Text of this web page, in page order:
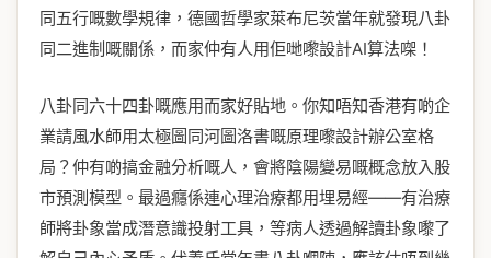
同五行嘅數學規律，德國哲學家萊布尼茨當年就發現八卦
同二進制嘅關係，而家仲有人用佢哋嚟設計AI算法㗎！
八卦同六十四卦嘅應用而家好貼地。你知唔知香港有啲企
業請風水師用太極圖同河圖洛書嘅原理嚟設計辦公室格
局？仲有啲搞金融分析嘅人，會將陰陽變易嘅概念放入股
市預測模型。最過癮係連心理治療都用埋易經——有治療
師將卦象當成潛意識投射工具，等病人透過解讀卦象嚟了